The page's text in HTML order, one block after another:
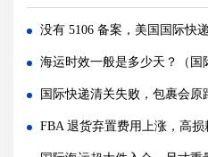
快递 AMS、IOSS、VAT 预申
国际快递低申报被海关查到，
国际快递品名申报出错，会产
国际快递频繁被扣件，到底该
空运订舱后被航司甩舱，该
没有 5106 备案，美国国际快
海运时效一般是多少天？（国
国际快递清关失败，包裹会
FBA 退货弃置费用上涨，高